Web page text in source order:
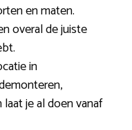
en maten.
overal de juiste
in
je al doen vanaf